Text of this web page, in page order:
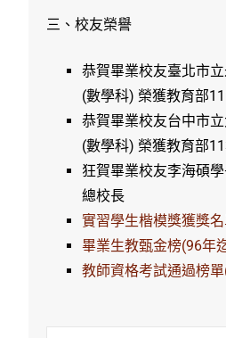
三、校友榮譽
恭賀畢業校友臺北市
(數學科) 榮獲教育部
恭賀畢業校友台中市
(數學科) 榮獲教育部
狂賀畢業校友李海碩
總校長
實習學生楷模獎獲獎
畢業生教甄金榜(96年
教師資格考試通過榜